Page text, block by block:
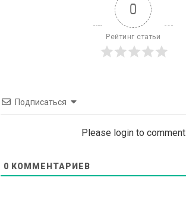
0
Рейтинг статьи
Подписаться
Please login to comment
0 КОММЕНТАРИЕВ